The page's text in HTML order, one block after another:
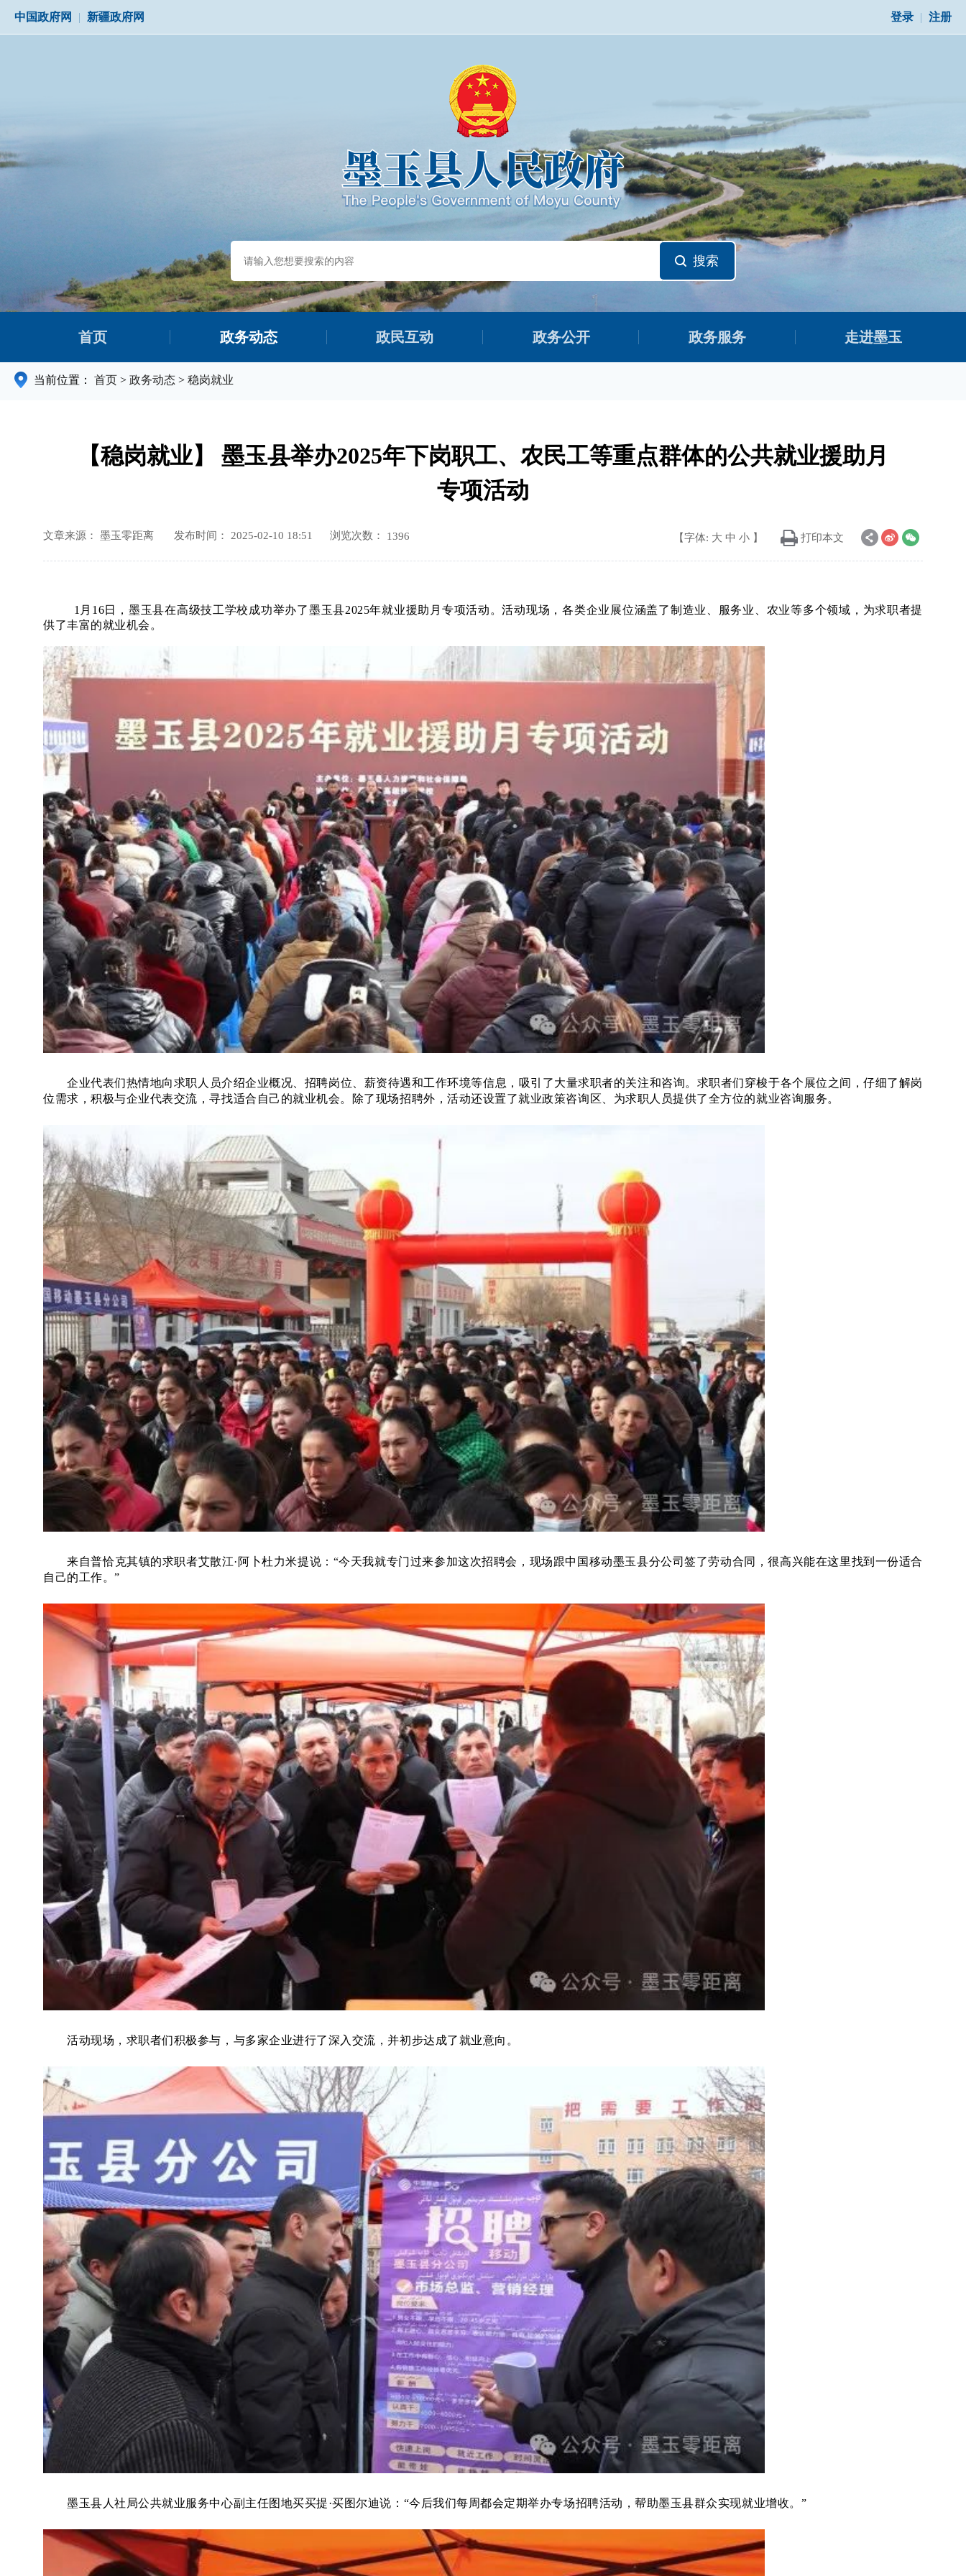
中国政府网 | 新疆政府网 登录 | 注册
搜索
首页 政务动态 政民互动 政务公开 政务服务 走进墨玉
当前位置： 首页 > 政务动态 > 稳岗就业
【稳岗就业】 墨玉县举办2025年下岗职工、农民工等重点群体的公共就业援助月
专项活动
文章来源： 墨玉零距离 发布时间： 2025-02-10 18:51 浏览次数： 1396 【字体: 大 中 小 】 打印本文
1月16日，墨玉县在高级技工学校成功举办了墨玉县2025年就业援助月专项活动。活动现场，各类企业展位涵盖了制造业、服务业、农业等多个领域，为求职者提
供了丰富的就业机会。
企业代表们热情地向求职人员介绍企业概况、招聘岗位、薪资待遇和工作环境等信息，吸引了大量求职者的关注和咨询。求职者们穿梭于各个展位之间，仔细了解岗
位需求，积极与企业代表交流，寻找适合自己的就业机会。除了现场招聘外，活动还设置了就业政策咨询区、为求职人员提供了全方位的就业咨询服务。
来自普恰克其镇的求职者艾散江·阿卜杜力米提说：“今天我就专门过来参加这次招聘会，现场跟中国移动墨玉县分公司签了劳动合同，很高兴能在这里找到一份适合
自己的工作。”
活动现场，求职者们积极参与，与多家企业进行了深入交流，并初步达成了就业意向。
墨玉县人社局公共就业服务中心副主任图地买买提·买图尔迪说：“今后我们每周都会定期举办专场招聘活动，帮助墨玉县群众实现就业增收。”